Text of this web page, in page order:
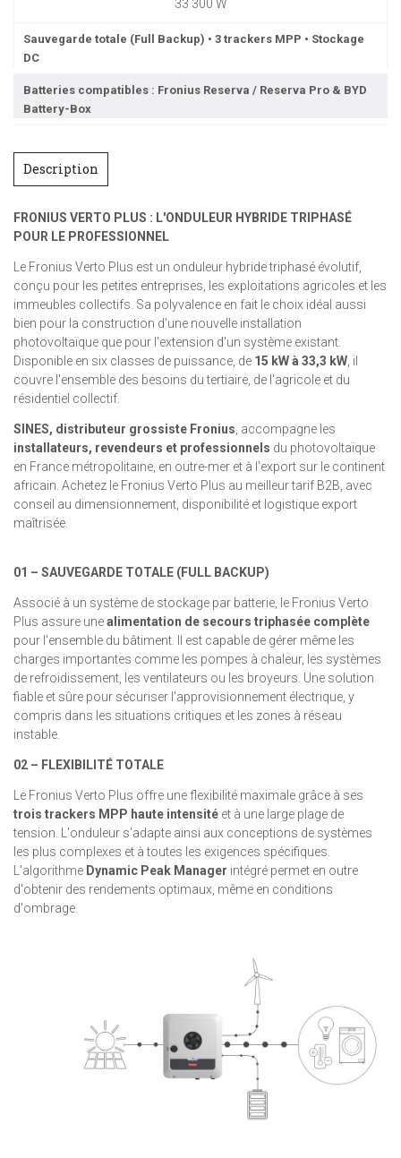
33 300 W
Sauvegarde totale (Full Backup) • 3 trackers MPP • Stockage
DC
Batteries compatibles : Fronius Reserva / Reserva Pro & BYD
Battery-Box
Description
FRONIUS VERTO PLUS : L'ONDULEUR HYBRIDE TRIPHASÉ
POUR LE PROFESSIONNEL
Le Fronius Verto Plus est un onduleur hybride triphasé évolutif,
conçu pour les petites entreprises, les exploitations agricoles et les
immeubles collectifs. Sa polyvalence en fait le choix idéal aussi
bien pour la construction d'une nouvelle installation
photovoltaïque que pour l'extension d'un système existant.
Disponible en six classes de puissance, de 15 kW à 33,3 kW , il
couvre l'ensemble des besoins du tertiaire, de l'agricole et du
résidentiel collectif.
SINES, distributeur grossiste Fronius , accompagne les
installateurs, revendeurs et professionnels du photovoltaïque
en France métropolitaine, en outre-mer et à l'export sur le continent
africain. Achetez le Fronius Verto Plus au meilleur tarif B2B, avec
conseil au dimensionnement, disponibilité et logistique export
maîtrisée.
01 – SAUVEGARDE TOTALE (FULL BACKUP)
Associé à un système de stockage par batterie, le Fronius Verto
Plus assure unealimentation de secours triphasée complète
pour l'ensemble du bâtiment. Il est capable de gérer même les
charges importantes comme les pompes à chaleur, les systèmes
de refroidissement, les ventilateurs ou les broyeurs. Une solution
fiable et sûre pour sécuriser l'approvisionnement électrique, y
compris dans les situations critiques et les zones à réseau
instable.
02 – FLEXIBILITÉ TOTALE
Le Fronius Verto Plus offre une flexibilité maximale grâce à ses
trois trackers MPP haute intensité et à une large plage de
tension. L'onduleur s'adapte ainsi aux conceptions de systèmes
les plus complexes et à toutes les exigences spécifiques.
L'algorithme Dynamic Peak Manager intégré permet en outre
d'obtenir des rendements optimaux, même en conditions
d'ombrage.